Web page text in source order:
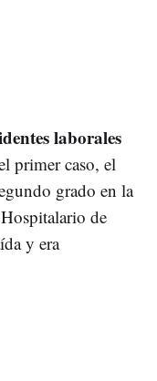
laborales
primer caso, el
grado en la
de
y era